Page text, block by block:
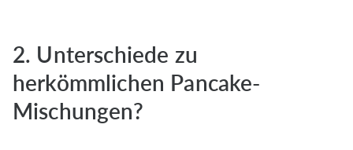
2. Unterschiede zu
herkömmlichen Pancake-
Mischungen?